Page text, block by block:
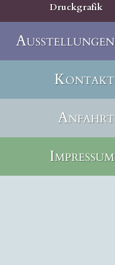
Druckgrafik
Ausstellungen
Kontakt
Anfahrt
Impressum